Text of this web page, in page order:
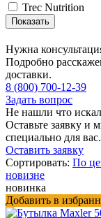
Trec Nutrition
Нужна
Подробно
доставки.
8 (800) 700-12-39
Задать вопрос
Не нашли что
Оставьте заявку и
специально для вас.
Оставить заявку
Сортировать: По
новизне
новинка
Добавить в